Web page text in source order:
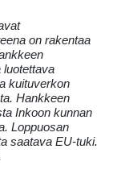
on rakentaa
luotettava
kuituverkon
Hankkeen
Inkoon kunnan
Loppuosan
saatava EU-tuki.